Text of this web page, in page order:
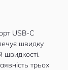
USB-C
швидку
швидкості.
трьох